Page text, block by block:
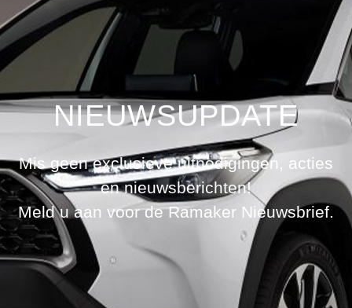
NIEUWSUPDATE
Mis geen exclusieve uitnodigingen, acties
en nieuwsberichten!
Meld u aan voor de Ramaker Nieuwsbrief.